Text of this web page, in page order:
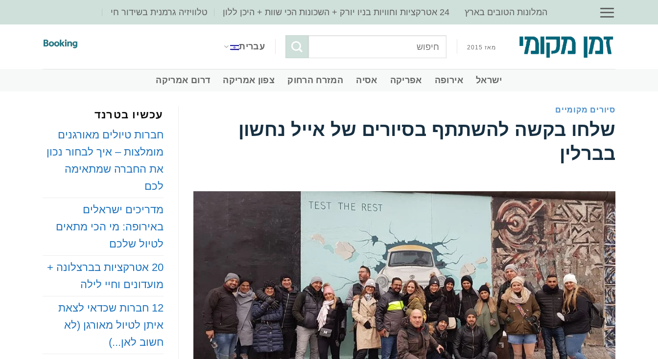
to
‏המלונות הטובים בארץ ‏טלוויזיה גרמנית בשידור חי
מאז 2015 עברית
‏ישראל ‏אירופה ‏אפריקה ‏אסיה ‏המזרח הרחוק ‏צפון אמריקה ‏דרום אמריקה
סיורים מקומיים
‏שלחו בקשה להשתתף בסיורים של אייל נחשון
בברלין
עכשיו בטרנד
חברות טיולים מאורגנים
מומלצות – איך לבחור נכון
את החברה שמתאימה
לכם
מדריכים ישראלים
באירופה: מי הכי מתאים
לטיול שלכם
20 אטרקציות בברצלונה +
מועדונים וחיי לילה
12 חברות שכדאי לצאת
איתן לטיול מאורגן (לא
חשוב לאן...)